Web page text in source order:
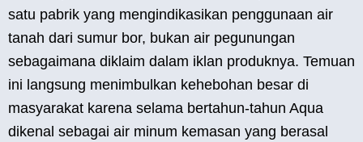
satu pabrik yang mengindikasikan penggunaan air
tanah dari sumur bor, bukan air pegunungan
sebagaimana diklaim dalam iklan produknya. Temuan
ini langsung menimbulkan kehebohan besar di
masyarakat karena selama bertahun-tahun Aqua
dikenal sebagai air minum kemasan yang berasal